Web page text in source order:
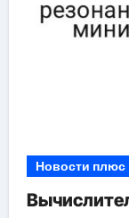
Новости плюс